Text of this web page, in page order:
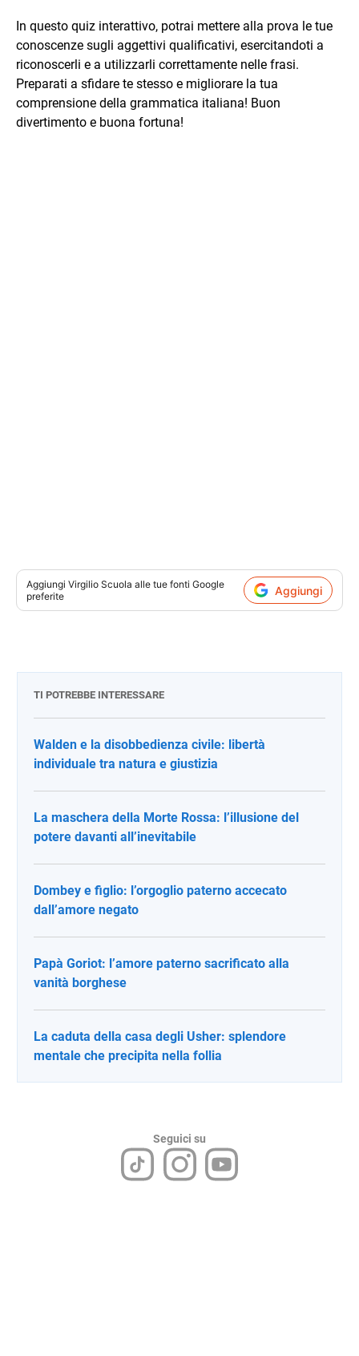
In questo quiz interattivo, potrai mettere alla prova le tue
conoscenze sugli aggettivi qualificativi, esercitandoti a
riconoscerli e a utilizzarli correttamente nelle frasi.
Preparati a sfidare te stesso e migliorare la tua
comprensione della grammatica italiana! Buon
divertimento e buona fortuna!
Aggiungi Virgilio Scuola alle tue fonti Google
preferite
Aggiungi
TI POTREBBE INTERESSARE
Walden e la disobbedienza civile: libertà
individuale tra natura e giustizia
La maschera della Morte Rossa: l’illusione del
potere davanti all’inevitabile
Dombey e figlio: l’orgoglio paterno accecato
dall’amore negato
Papà Goriot: l’amore paterno sacrificato alla
vanità borghese
La caduta della casa degli Usher: splendore
mentale che precipita nella follia
Seguici su